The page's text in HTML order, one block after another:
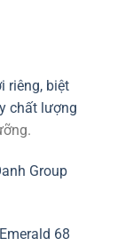
riêng, biệt
chất lượng
Group
Emerald 68